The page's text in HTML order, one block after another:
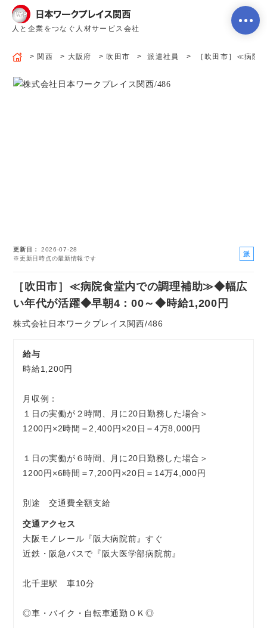
人と企業をつなぐ人材サービス会社
求人を探す
お気軽にご相談ください
関西 大阪府 吹田市 派遣社員 ［吹田市］≪病院
更新日
2026-07-28
※更新日時点の最新情報です
派
員
［吹田市］≪病院食堂内での調理補助≫◆幅広
い年代が活躍◆早朝4：00～◆時給1,200円
株式会社日本ワークプレイス関西/486
給与
時給1,200円
月収例：
１日の実働が２時間、月に20日勤務した場合＞
1200円×2時間＝2,400円×20日＝4万8,000円
１日の実働が６時間、月に20日勤務した場合＞
1200円×6時間＝7,200円×20日＝14万4,000円
別途 交通費全額支給
交通アクセス
大阪モノレール『阪大病院前』すぐ
近鉄・阪急バスで『阪大医学部病院前』
北千里駅 車10分
◎車・バイク・自転車通勤ＯＫ◎